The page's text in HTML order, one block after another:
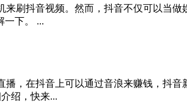
刷抖音视频。然而，抖音不仅可以当
一下。 ...
，在抖音上可以通过音浪来赚钱，抖
绍，快来...